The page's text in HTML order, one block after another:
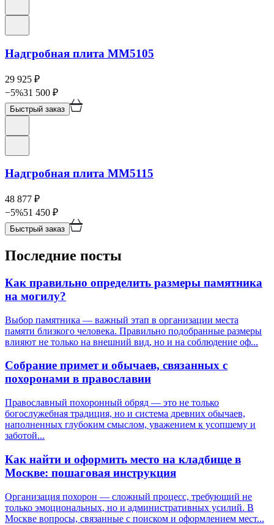
Надгробная плита ММ5105
29 925 ₽
−5%31 500 ₽
Быстрый заказ
Надгробная плита ММ5115
48 877 ₽
−5%51 450 ₽
Быстрый заказ
Последние посты
Как правильно определить размеры памятника
на могилу?
Выбор памятника — важный этап в организации места
памяти близкого человека. Правильно подобранные размеры
влияют не только на внешний вид, но и на соблюдение оф...
Собрание примет и обычаев, связанных с
похоронами в православии
Православный похоронный обряд — это не только
богослужебная традиция, но и система древних обычаев,
наполненных глубоким смыслом, уважением к усопшему и
заботой...
Как найти и оформить место на кладбище в
Москве: пошаговая инструкция
Организация похорон — сложный процесс, требующий не
только эмоциональных, но и административных усилий. В
Москве вопросы, связанные с поиском и оформлением мест...